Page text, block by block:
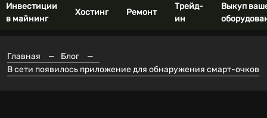
Инвестиции
в майнинг
Хостинг Ремонт
Трейд-
ин
Выкуп
Главная — Блог
—
В сети появилось приложение для обнаружения смарт-очков